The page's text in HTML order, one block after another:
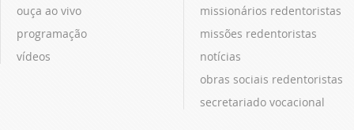
ouça ao vivo
programação
vídeos
missionários redentoristas
missões redentoristas
notícias
obras sociais redentoristas
secretariado vocacional